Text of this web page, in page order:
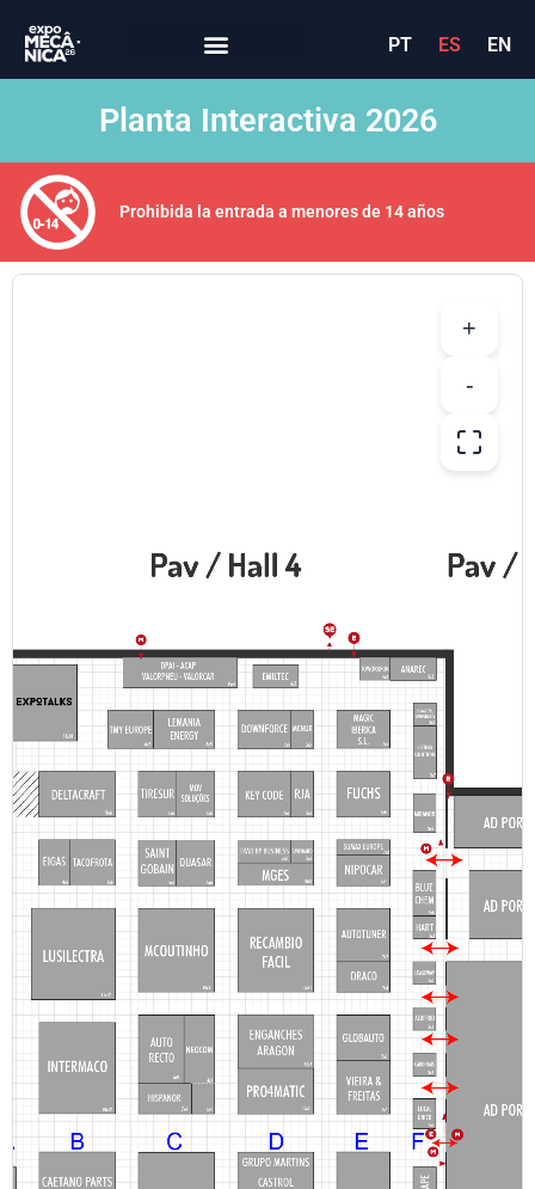
PT ES EN
Planta Interactiva 2026
Prohibida la entrada a menores de 14 años